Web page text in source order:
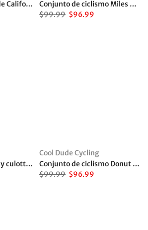
Equipo de ciclismo de California Republic
Conjunto de ciclismo Miles Are My Meditation
$99.99 $96.99
Conjunto de maillot y culotte ciclista naranja Molteni
Cool Dude Cycling
Conjunto de ciclismo Donut Give Up
$99.99 $96.99